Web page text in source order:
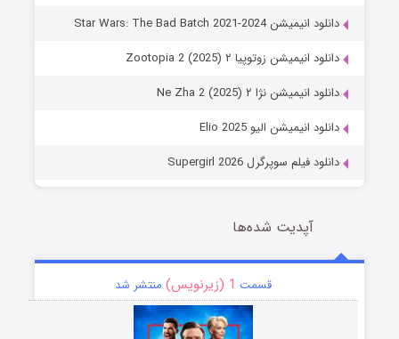
دانلود انیمیشن Star Wars: The Bad Batch 2021-2024
دانلود انیمیشن زوتوپیا ۲ Zootopia 2 (2025)
دانلود انیمیشن نژا ۲ Ne Zha 2 (2025)
دانلود انیمیشن الیو Elio 2025
دانلود فیلم سوپرگرل Supergirl 2026
آپدیت شده‌ها
قسمت 1 (زیرنویس) منتشر شد